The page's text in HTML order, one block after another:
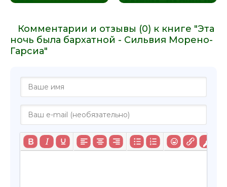
Комментарии и отзывы (0) к книге "Эта
ночь была бархатной - Сильвия Морено-
Гарсиа"